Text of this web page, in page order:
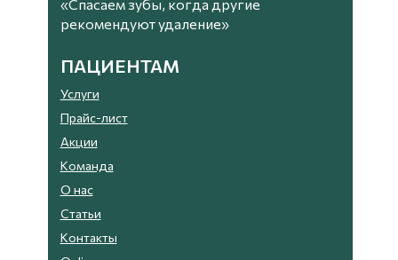
«Спасаем зубы, когда другие
рекомендуют удаление»
ПАЦИЕНТАМ
Услуги
Прайс-лист
Акции
Команда
О нас
Статьи
Контакты